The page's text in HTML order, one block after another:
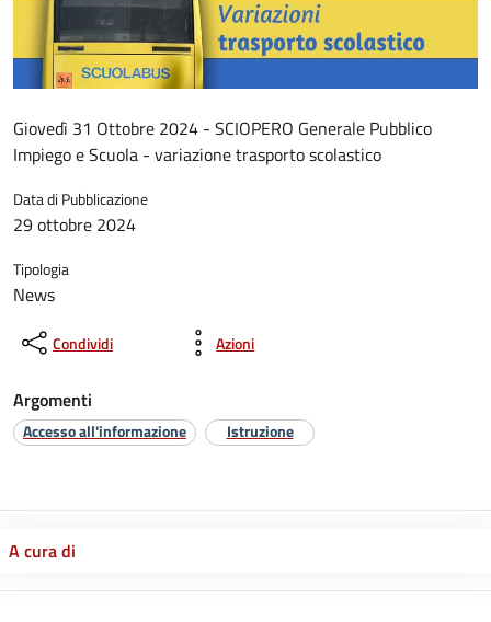
Giovedì 31 Ottobre 2024 - SCIOPERO Generale Pubblico
Impiego e Scuola - variazione trasporto scolastico
Data di Pubblicazione
29 ottobre 2024
Tipologia
News
Condividi Azioni
Argomenti
Accesso all'informazione Istruzione
A cura di